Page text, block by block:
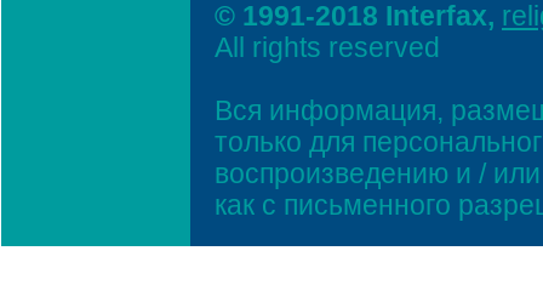
© 1991-2018 Interfax,
All rights reserved
Вся информация,
только для
воспроизведению и /
как с письменного